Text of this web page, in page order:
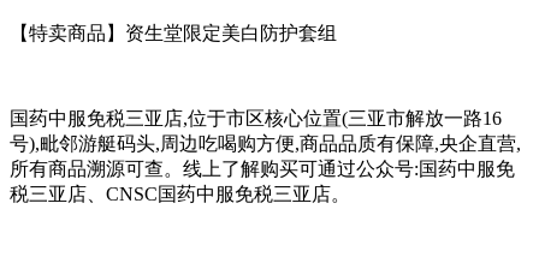
【特卖商品】资生堂限定美白防护套组
国药中服免税三亚店,位于市区核心位置(三亚市解放一路16
号),毗邻游艇码头,周边吃喝购方便,商品品质有保障,央企直营,
所有商品溯源可查。线上了解购买可通过公众号:国药中服免
税三亚店、CNSC国药中服免税三亚店。